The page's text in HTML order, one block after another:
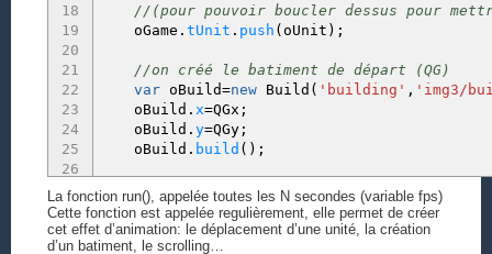
18
19
20
21
22
23
24
25
26
27
28
29
30
//(pour pouvoir boucler dessus pour
oGame. tUnit . push ( oUnit ) ;
//on créé le batiment de départ (QG)
varoBuild=newBuild ( 'building' , 'img3/
oBuild. x=QGx ;
oBuild. y=QGy;
oBuild. build ( ) ;
//on ajoute ce batiment au tableau
//(pour boucler et réafficher lors d'un
oGame.tBuild.push (oBuild);
La fonction run(), appelée toutes les N secondes (variable fps)
Cette fonction est appelée regulièrement, elle permet de créer
cet effet d’animation: le déplacement d’une unité, la création
d’un batiment, le scrolling…